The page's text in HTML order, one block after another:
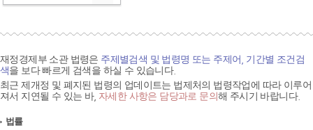
재정경제부 소관 법령은 주제별검색 및 법령명 또는 주제어, 기간별 조건검
색을 보다 빠르게 검색을 하실 수 있습니다.
최근 제개정 및 폐지된 법령의 업데이트는 법제처의 법령작업에 따라 이루어
져서 지연될 수 있는 바, 자세한 사항은 담당과로 문의해 주시기 바랍니다.
법률